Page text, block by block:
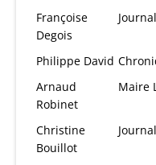
Françoise
Degois
Philippe David
Arnaud
Robinet
Maire
Christine
Bouillot